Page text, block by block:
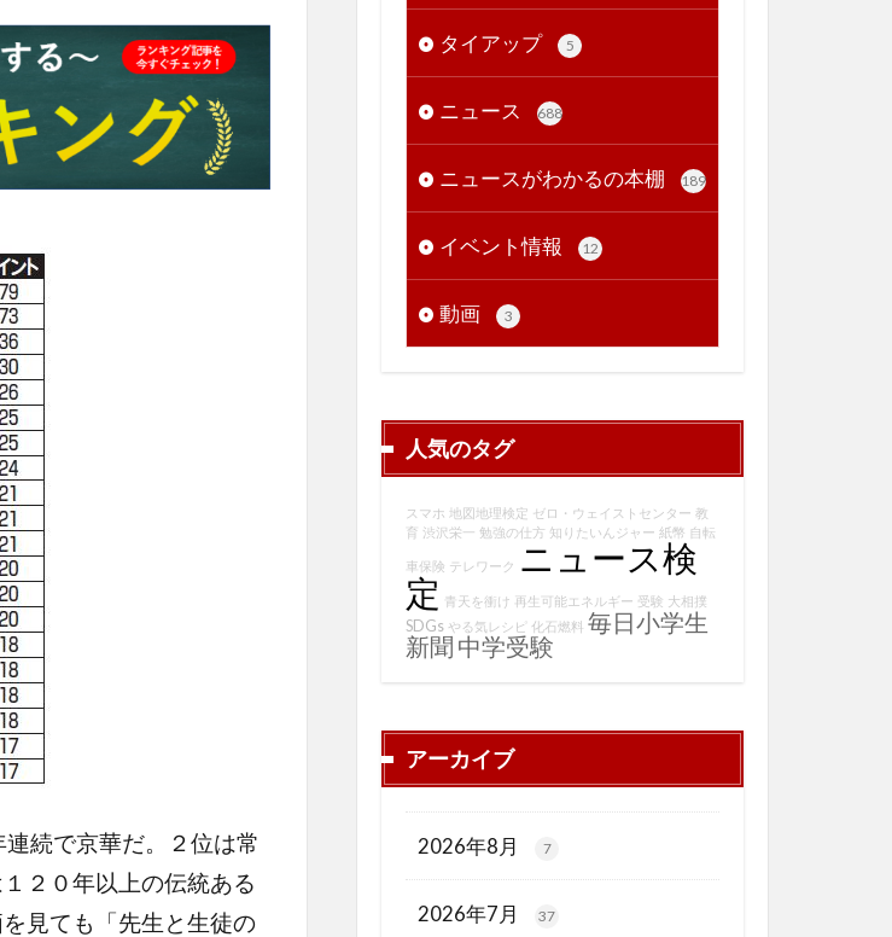
続で京華だ。２位は常
２０年以上の伝統ある
見ても「先生と生徒の
タイアップ 5
ニュース 688
ニュースがわかるの本棚 189
イベント情報 12
動画 3
人気のタグ
スマホ 地図地理検定 ゼロ・ウェイストセンター 教
育 渋沢栄一 勉強の仕方 知りたいんジャー 紙幣 自転
車保険 テレワーク ニュース検
定
青天を衝け 再生可能エネルギー 受験 大相撲
SDGs やる気レシピ 化石燃料 毎日小学生
新聞 中学受験
アーカイブ
2026年8月 7
2026年7月 37